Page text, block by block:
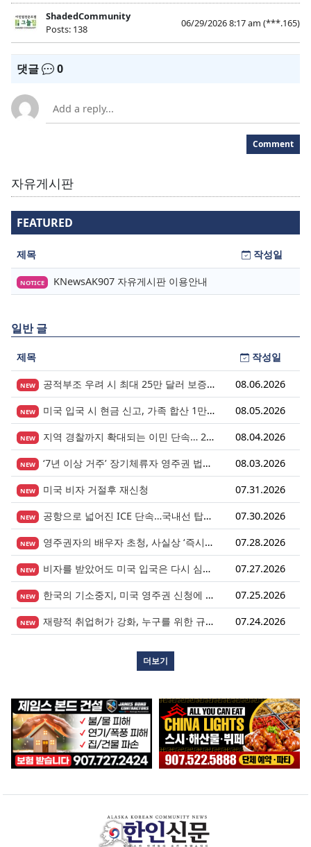
ShadedCommunity
Posts: 138
06/29/2026 8:17 am (***.165)
댓글 0
Comment
자유게시판
FEATURED
제목 작성일
NOTICE KNewsAK907 자유게시판 이용안내
일반 글
제목 작성일
NEW 공적부조 우려 시 최대 25만 달러 보증금? 영주권 심사의 새로운 변수 08.06.2026
NEW 미국 입국 시 현금 신고, 가족 합산 1만 달러가 기준입니다. 08.05.2026
NEW 지역 경찰까지 확대되는 이민 단속… 287(g) 프로그램의 대대적 확장 08.04.2026
NEW ‘7년 이상 거주’ 장기체류자 영주권 법안 재추진… 현실화될 수 있을까? 08.03.2026
NEW 미국 비자 거절후 재신청 07.31.2026
NEW 공항으로 넓어진 ICE 단속…국내선 탑승도 더 이상 안전지대 아니다. 07.30.2026
NEW 영주권자의 배우자 초청, 사실상 ‘즉시 진행’ 시대 열렸다. 07.28.2026
NEW 비자를 받았어도 미국 입국은 다시 심사받습니다. 07.27.2026
NEW 한국의 기소중지, 미국 영주권 신청에 어떤 영향을 미칠까? 07.25.2026
NEW 재량적 취업허가 강화, 누구를 위한 규정인가? 07.24.2026
더보기